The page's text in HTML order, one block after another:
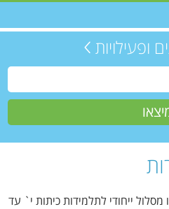
ופעילויות
ייחודי לתלמידות כיתות י` עד